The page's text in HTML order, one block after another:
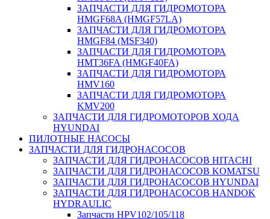
ЗАПЧАСТИ ДЛЯ ГИДРОМОТОРА
HMGF68A (HMGF57LA)
ЗАПЧАСТИ ДЛЯ ГИДРОМОТОРА
HMGF84 (MSF340)
ЗАПЧАСТИ ДЛЯ ГИДРОМОТОРА
HMT36FA (HMGF40FA)
ЗАПЧАСТИ ДЛЯ ГИДРОМОТОРА
HMV160
ЗАПЧАСТИ ДЛЯ ГИДРОМОТОРА
KMV200
ЗАПЧАСТИ ДЛЯ ГИДРОМОТОРОВ ХОДА
HYUNDAI
ПИЛОТНЫЕ НАСОСЫ
ЗАПЧАСТИ ДЛЯ ГИДРОНАСОСОВ
ЗАПЧАСТИ ДЛЯ ГИДРОНАСОСОВ HITACHI
ЗАПЧАСТИ ДЛЯ ГИДРОНАСОСОВ KOMATSU
ЗАПЧАСТИ ДЛЯ ГИДРОНАСОСОВ HYUNDAI
ЗАПЧАСТИ ДЛЯ ГИДРОНАСОСОВ HANDOK
HYDRAULIC
Запчасти HPV102/105/118